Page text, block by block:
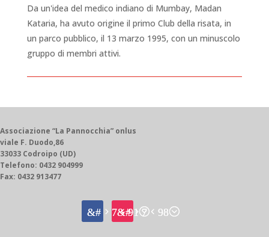
Da un'idea del medico indiano di Mumbay, Madan
Kataria, ha avuto origine il primo Club della risata, in
un parco pubblico, il 13 marzo 1995, con un minuscolo
gruppo di membri attivi.
Associazione “La Pannocchia” onlus
viale F. Duodo,86
33033 Codroipo (UD)
Telefono: 0432 904999
Fax: 0432 913477